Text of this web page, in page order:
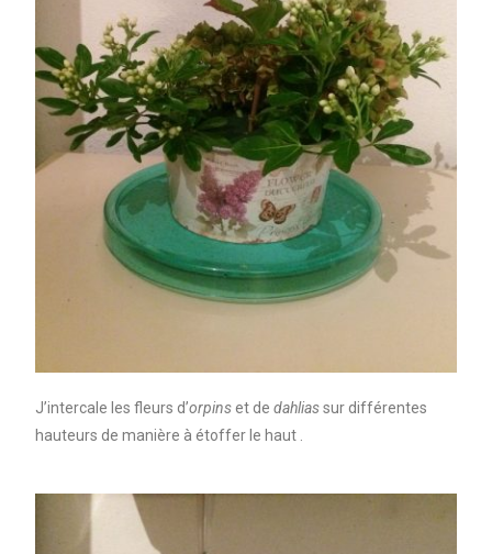
J’intercale les fleurs d’orpinset de dahliassur différentes
hauteurs de manière à étoffer le haut .